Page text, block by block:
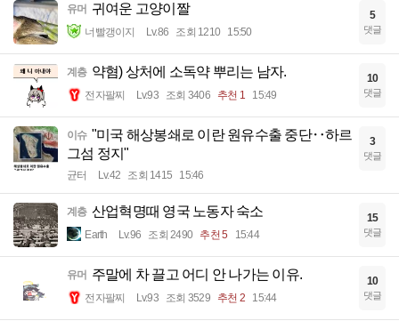
유머 귀여운 고양이짤
너빨갱이지 Lv.86 조회 1210 15:50
5
댓글
계층 약혐) 상처에 소독약 뿌리는 남자.
전자팔찌 Lv.93 조회 3406 추천 1 15:49
10
댓글
이슈 "미국 해상봉쇄로 이란 원유수출 중단‥하르
그섬 정지"
균터 Lv.42 조회 1415 15:46
3
댓글
계층 산업혁명때 영국 노동자 숙소
Earth Lv.96 조회 2490 추천 5 15:44
15
댓글
유머 주말에 차 끌고 어디 안 나가는 이유.
전자팔찌 Lv.93 조회 3529 추천 2 15:44
10
댓글